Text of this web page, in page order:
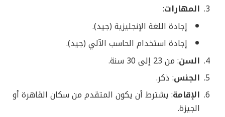
المهارات:
إجادة اللغة الإنجليزية (جيد).
إجادة استخدام الحاسب الآلي (جيد).
السن: من 23 إلى 30 سنة.
الجنس: ذكر.
الإقامة: يشترط أن يكون المتقدم من سكان القاهرة أو
الجيزة.